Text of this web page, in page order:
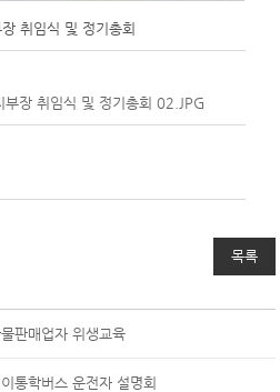
취임식 및 정기총회
장 취임식 및 정기총회 02.JPG
목록
판매업자 위생교육
통학버스 운전자 설명회